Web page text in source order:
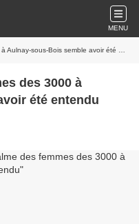
MENU
sous-Bois semble avoir été entendu
des 3000 à
été entendu